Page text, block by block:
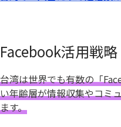
Facebook活用戦略
台湾は世界でも有数の「
い年齢層が情報収集やコミ
ます。